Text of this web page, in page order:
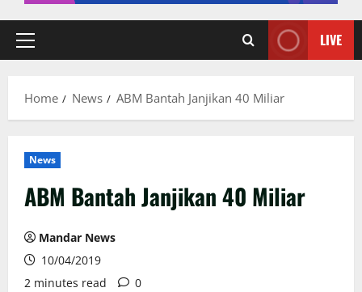
Primary
LIVE
Home News ABM Bantah Janjikan 40 Miliar
News
ABM Bantah Janjikan 40 Miliar
Mandar News
10/04/2019
2 minutes read
0